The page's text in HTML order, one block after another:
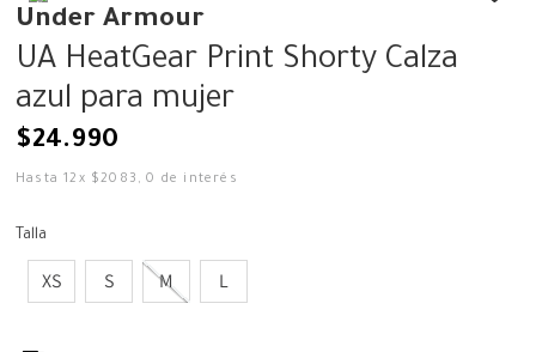
Under Armour
UA HeatGear Print Shorty Calza
azul para mujer
$24.990
Hasta12 x $2083 ,0 de interés
Talla
XS S M L